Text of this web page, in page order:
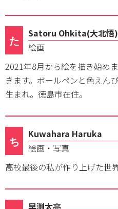
た
Satoru Ohkita(大北悟)
絵画
2021年8月から絵を描き始め
きます。ボールペンと色えん
生まれ。徳島市在住。
ち
Kuwahara Haruka
絵画・写真
高校最後の私が作り上げた世
早渕太亮